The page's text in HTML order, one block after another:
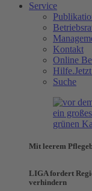
Service
Kontakt
Online
Suche
Mit leerem
LIGA fordert
verhindern